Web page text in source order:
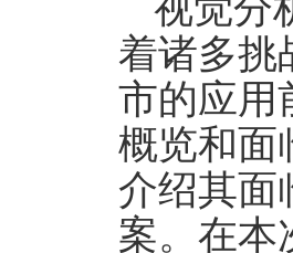
视觉分
着诸多挑
市的应用
概览和面
介绍其面
案。在本